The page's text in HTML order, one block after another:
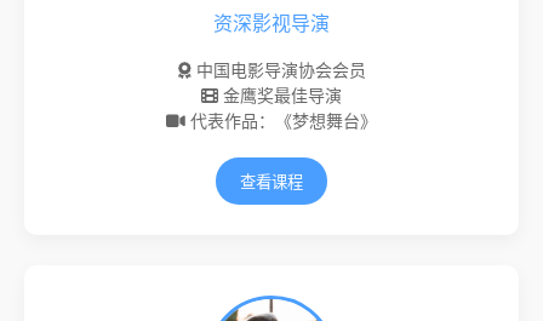
资深影视导演
中国电影导演协会会员
金鹰奖最佳导演
代表作品：《梦想舞台》
查看课程